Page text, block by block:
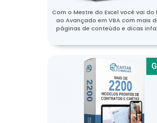
Com o Mestre do Excel você vai do
ao Avançado em VBA com mais
páginas de conteúdo e dicas